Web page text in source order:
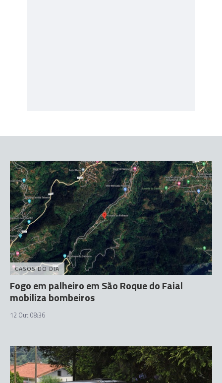
CASOS DO DIA
Fogo em palheiro em São Roque do Faial
mobiliza bombeiros
12 Out 08:36